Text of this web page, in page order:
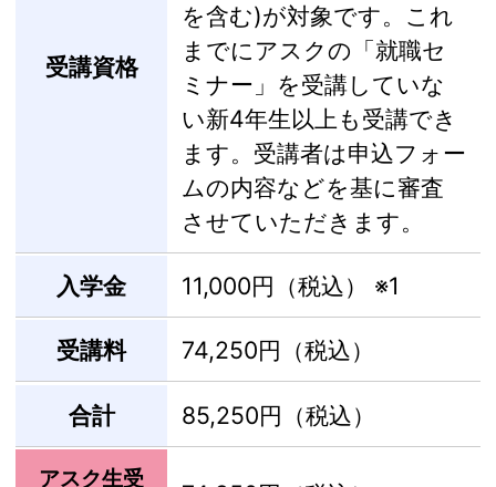
受講資格
を含む)が対象です。これ
までにアスクの「就職セ
ミナー」を受講していな
い新4年生以上も受講でき
ます。受講者は申込フォー
ムの内容などを基に審査
させていただきます。
入学金 11,000円（税込） ※1
受講料 74,250円（税込）
合計 85,250円（税込）
アスク生受